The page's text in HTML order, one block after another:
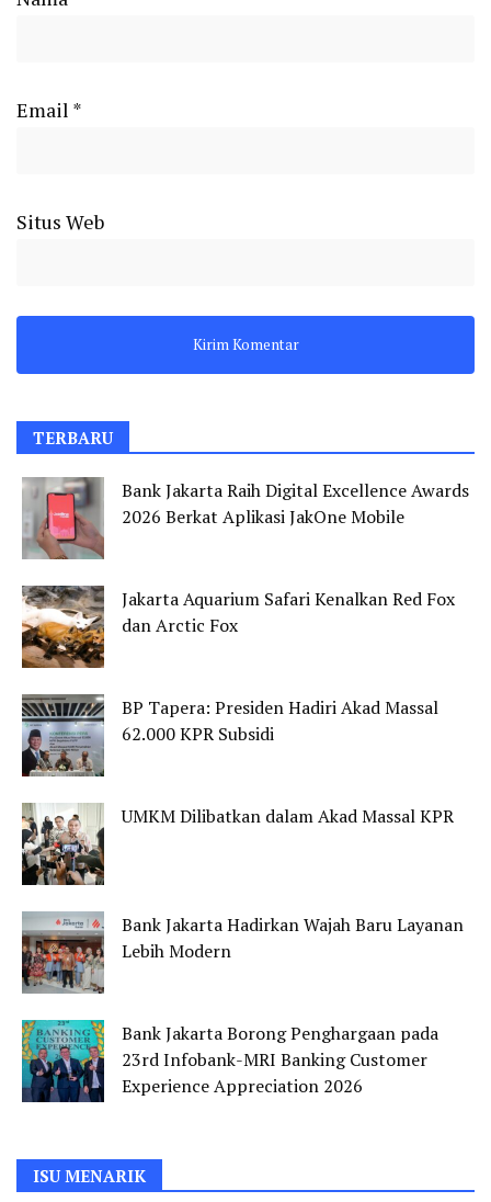
Email *
Situs Web
TERBARU
Bank Jakarta Raih Digital Excellence Awards
2026 Berkat Aplikasi JakOne Mobile
Jakarta Aquarium Safari Kenalkan Red Fox
dan Arctic Fox
BP Tapera: Presiden Hadiri Akad Massal
62.000 KPR Subsidi
UMKM Dilibatkan dalam Akad Massal KPR
Bank Jakarta Hadirkan Wajah Baru Layanan
Lebih Modern
Bank Jakarta Borong Penghargaan pada
23rd Infobank-MRI Banking Customer
Experience Appreciation 2026
ISU MENARIK